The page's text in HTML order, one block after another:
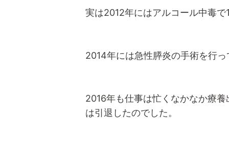
実は2012年にはアルコール中毒
2014年には急性膵炎の手術を行
2016年も仕事は忙くなかなか療
は引退したのでした。